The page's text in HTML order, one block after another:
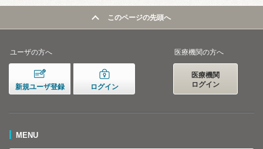
このページの先頭へ
ユーザの方へ
新規ユーザ登録 ログイン
医療機関の方へ
医療機関
ログイン
MENU